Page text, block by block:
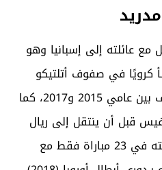
مع عائلته إلى إسبانيا وهو
كرويًا في صفوف أتلتيكو
ولعب مع الفريق الرديف بين عامي 2015 و2017، كما
قبل أن ينتقل إلى ريال
مدريد عام 2017. ورغم مشاركته في 23 مباراة فقط مع